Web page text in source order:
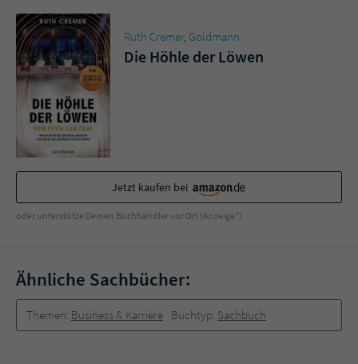
Ruth Cremer, Goldmann
Die Höhle der Löwen
Jetzt kaufen bei
oder unterstütze Deinen Buchhändler vor Ort (Anzeige*)
Ähnliche Sachbücher:
Themen: Business & Karriere Buchtyp: Sachbuch